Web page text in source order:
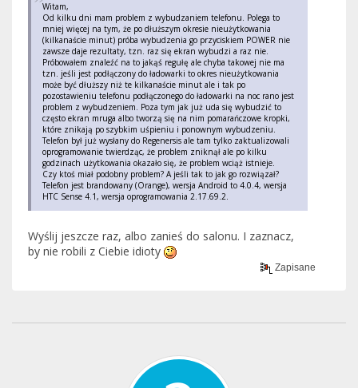
Witam,
Od kilku dni mam problem z wybudzaniem telefonu. Polega to
mniej więcej na tym, że po dłuższym okresie nieużytkowania
(kilkanaście minut) próba wybudzenia go przyciskiem POWER nie
zawsze daje rezultaty, tzn. raz się ekran wybudzi a raz nie.
Próbowałem znaleźć na to jakąś regułę ale chyba takowej nie ma
tzn. jeśli jest podłączony do ładowarki to okres nieużytkowania
może być dłuższy niż te kilkanaście minut ale i tak po
pozostawieniu telefonu podłączonego do ładowarki na noc rano jest
problem z wybudzeniem. Poza tym jak już uda się wybudzić to
często ekran mruga albo tworzą się na nim pomarańczowe kropki,
które znikają po szybkim uśpieniu i ponownym wybudzeniu.
Telefon był już wysłany do Regenersis ale tam tylko zaktualizowali
oprogramowanie twierdząc, że problem zniknął ale po kilku
godzinach użytkowania okazało się, że problem wciąż istnieje.
Czy ktoś miał podobny problem? A jeśli tak to jak go rozwiązał?
Telefon jest brandowany (Orange), wersja Android to 4.0.4, wersja
HTC Sense 4.1, wersja oprogramowania 2.17.69.2.
Wyślij jeszcze raz, albo zanieś do salonu. I zaznacz,
by nie robili z Ciebie idioty
Zapisane